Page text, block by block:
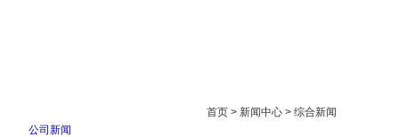
公司新闻
首页 > 新闻中心 > 综合新闻